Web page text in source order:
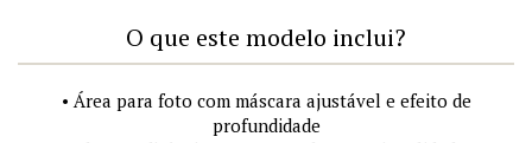
O que este modelo inclui?
• Área para foto com máscara ajustável e efeito de
profundidade